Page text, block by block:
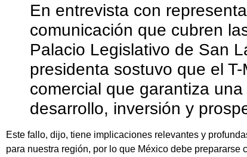
En entrevista con
comunicación que cubren
Palacio Legislativo de San
presidenta sostuvo que el
comercial que garantiza
desarrollo, inversión y
Este fallo, dijo, tiene implicaciones relevantes y
para nuestra región, por lo que México debe